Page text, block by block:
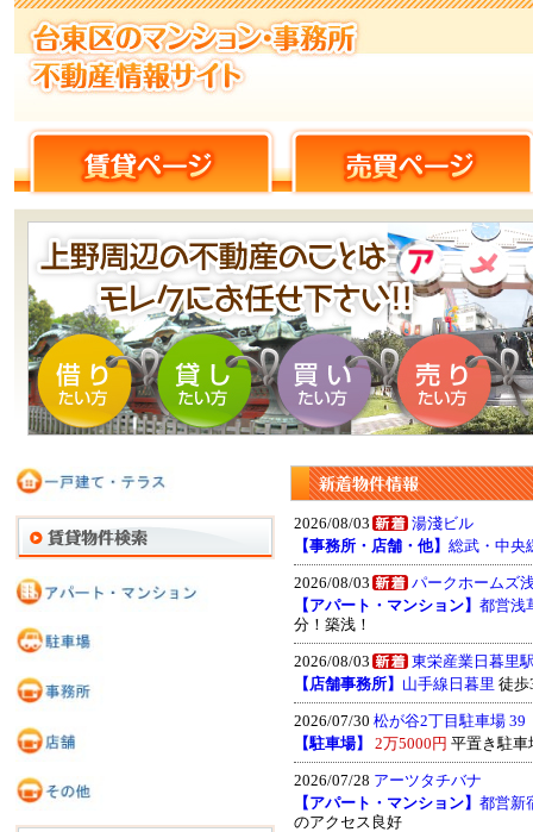
2026/08/03
湯淺ビル
【事務所・店舗・他】 総武・中央
2026/08/03
パークホームズ
【アパート・マンション】 都営浅
分！築浅！
2026/08/03
東栄産業日暮里
【店舗事務所】 山手線日暮里 徒歩
2026/07/30 松が谷2丁目駐車場 39
【駐車場】
2万5000円 平置き駐車
2026/07/28 アーツタチバナ
【アパート・マンション】 都営新
のアクセス良好